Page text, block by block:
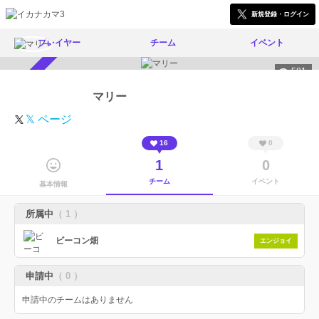
新規登録・ログイン
プレイヤー チーム イベント
581
マリー
𝕏 ページ
基本情報
16
1
チーム
0
0
イベント
所属中 （ 1 ）
ビーコン畑 エンジョイ
申請中 （ 0 ）
申請中のチームはありません